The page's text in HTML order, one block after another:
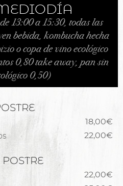
13:00 a 15:30, todas las
bebida, kombucha hecha
o copa de vino ecológico
0,80 take away, pan sin
0,50)
18,00€
22,00€
22,00€